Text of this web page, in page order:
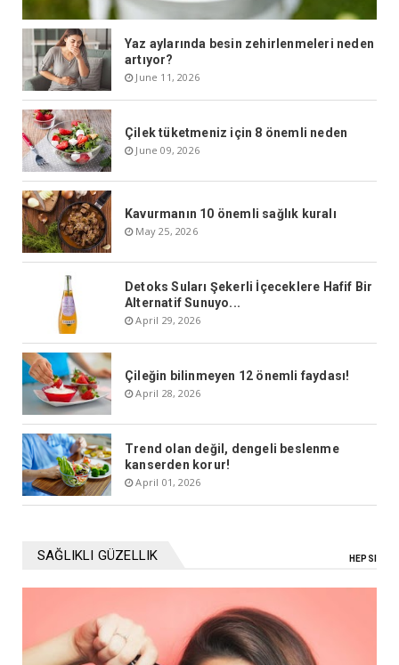
Yaz aylarında besin zehirlenmeleri neden
artıyor?
June 11, 2026
Çilek tüketmeniz için 8 önemli neden
June 09, 2026
Kavurmanın 10 önemli sağlık kuralı
May 25, 2026
Detoks Suları Şekerli İçeceklere Hafif Bir
Alternatif Sunuyo...
April 29, 2026
Çileğin bilinmeyen 12 önemli faydası!
April 28, 2026
Trend olan değil, dengeli beslenme
kanserden korur!
April 01, 2026
SAĞLIKLI GÜZELLIK HEPSI